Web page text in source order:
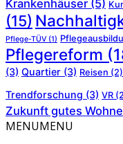
Krankenhäuser (5)
(15)
Pflege-TÜV (1)
Pflegereform
(3) Quartier (3) Reisen (2)
Trendforschung (3) VR
Zukunft gutes
MENUMENU